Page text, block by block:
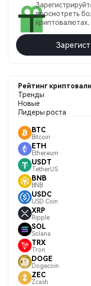
просмотреть
криптовалютах.
Рейтинг
Тренды
Новые
Лидеры роста
BTC
Bitcoin
ETH
Ethereum
USDT
TetherUS
BNB
BNB
USDC
USD Coin
XRP
Ripple
SOL
Solana
TRX
Tron
DOGE
Dogecoin
ZEC
Zcash